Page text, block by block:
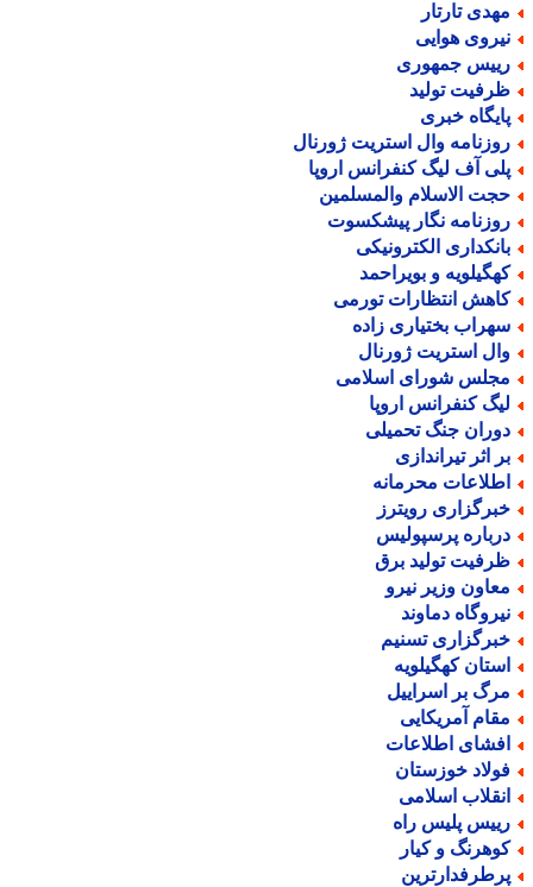
تارتار
هوایی
جمهوری
تولید
خبری
وال استریت ژورنال
آف لیگ کنفرانس اروپا
الاسلام والمسلمین
نگار پیشکسوت
الکترونیکی
و بویراحمد
انتظارات تورمی
بختیاری زاده
استریت ژورنال
شورای اسلامی
کنفرانس اروپا
جنگ تحمیلی
اثر تیراندازی
محرمانه
رویترز
پرسپولیس
تولید برق
وزیر نیرو
دماوند
تسنیم
کهگیلویه
بر اسراییل
آمریکایی
اطلاعات
خوزستان
اسلامی
پلیس راه
و کیار